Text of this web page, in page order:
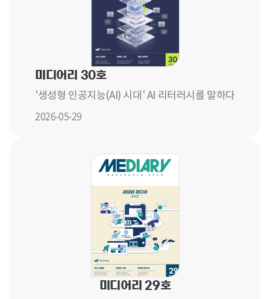
미디어리 30호
'생성형 인공지능(AI) 시대' AI 리터러시를 말하다
2026-05-29
미디어리 29호